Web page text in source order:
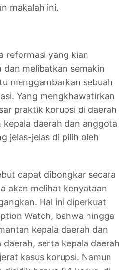
makalah ini.
reformasi yang kian
dan melibatkan semakin
menggambarkan sebuah
Yang mengkhawatirkan
praktik korupsi di daerah
kepala daerah dan anggota
jelas-jelas di pilih oleh
dapat dibongkar secara
akan melihat kenyataan
Hal ini diperkuat
Watch, bahwa hingga
kepala daerah dan
serta kepala daerah
kasus korupsi. Namun